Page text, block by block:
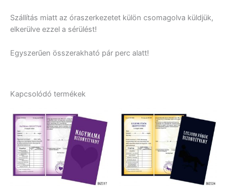
Szállítás miatt az óraszerkezetet külön csomagolva küldjük,
elkerülve ezzel a sérülést!
Egyszerűen összerakható pár perc alatt!
Kapcsolódó termékek